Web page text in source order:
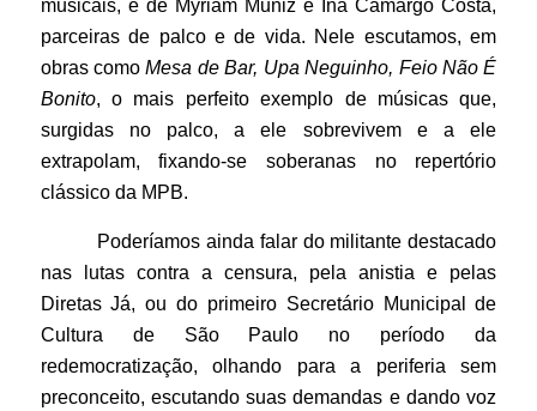
musicais, e de Myriam Muniz e Iná Camargo Costa,
parceiras de palco e de vida. Nele escutamos, em
obras comoMesa de Bar, Upa Neguinho, Feio Não É
Bonito, o mais perfeito exemplo de músicas que,
surgidas no palco, a ele sobrevivem e a ele
extrapolam, fixando-se soberanas no repertório
clássico da MPB.
Poderíamos ainda falar do militante destacado
nas lutas contra a censura, pela anistia e pelas
Diretas Já, ou do primeiro Secretário Municipal de
Cultura de São Paulo no período da
redemocratização, olhando para a periferia sem
preconceito, escutando suas demandas e dando voz